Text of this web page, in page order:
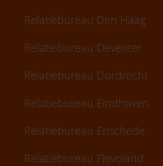
Relatiebureau Den Haag
Relatiebureau Deventer
Relatiebureau Dordrecht
Relatiebureau Eindhoven
Relatiebureau Enschede
Relatiebureau Flevoland